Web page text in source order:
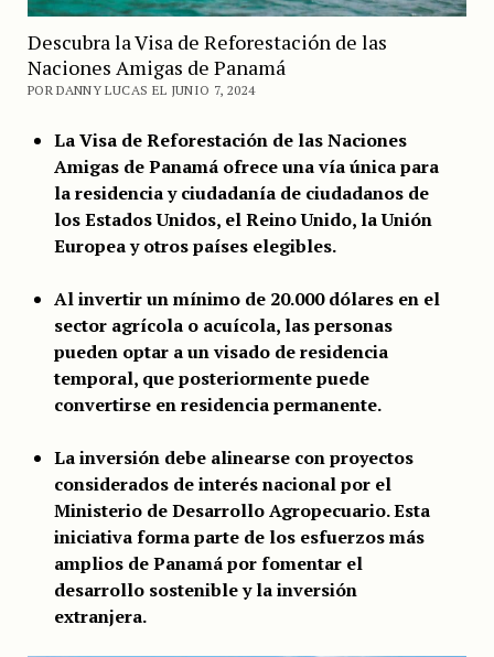
Descubra la Visa de Reforestación de las
Naciones Amigas de Panamá
POR DANNY LUCAS EL JUNIO 7, 2024
La Visa de Reforestación de las Naciones
Amigas de Panamá ofrece una vía única para
la residencia y ciudadanía de ciudadanos de
los Estados Unidos, el Reino Unido, la Unión
Europea y otros países elegibles.
Al invertir un mínimo de 20.000 dólares en el
sector agrícola o acuícola, las personas
pueden optar a un visado de residencia
temporal, que posteriormente puede
convertirse en residencia permanente.
La inversión debe alinearse con proyectos
considerados de interés nacional por el
Ministerio de Desarrollo Agropecuario. Esta
iniciativa forma parte de los esfuerzos más
amplios de Panamá por fomentar el
desarrollo sostenible y la inversión
extranjera.